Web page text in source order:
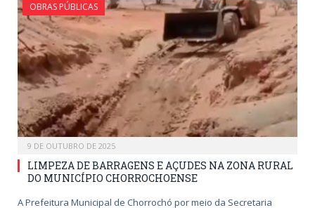
OBRAS PÚBLICAS
9 DE OUTUBRO DE 2025
LIMPEZA DE BARRAGENS E AÇUDES NA ZONA RURAL
DO MUNICÍPIO CHORROCHOENSE
A Prefeitura Municipal de Chorrochó por meio da Secretaria